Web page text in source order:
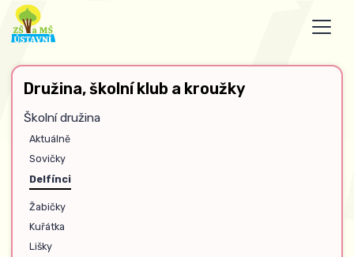
Družina, školní klub a kroužky
Školní družina
Aktuálně
Sovičky
Delfínci
Žabičky
Kuřátka
Lišky